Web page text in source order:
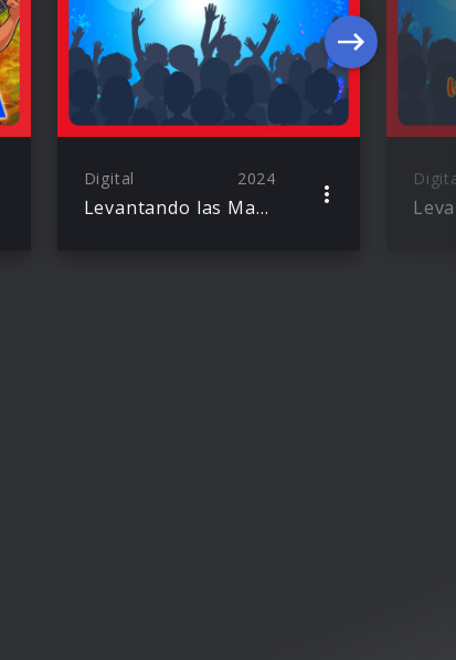
Digital 2024
Levantando las Manos (Así)